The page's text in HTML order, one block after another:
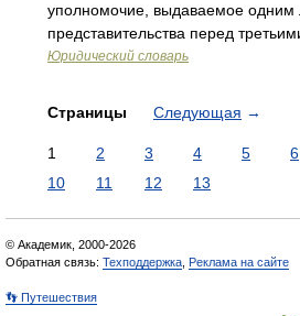
уполномочие, выдаваемое одним
представительства перед
Юридический словарь
Страницы Следующая →
1 2 3 4 5 6
10
11 12 13
© Академик, 2000-2026
Обратная связь: Техподдержка Реклама на сайте
👣 Путешествия